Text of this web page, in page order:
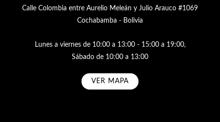
Calle Colombia entre Aurelio Meleán y Julio Arauco #1069
Cochabamba - Bolivia
Lunes a viernes de 10:00 a 13:00 - 15:00 a 19:00,
Sábado de 10:00 a 13:00
VER MAPA